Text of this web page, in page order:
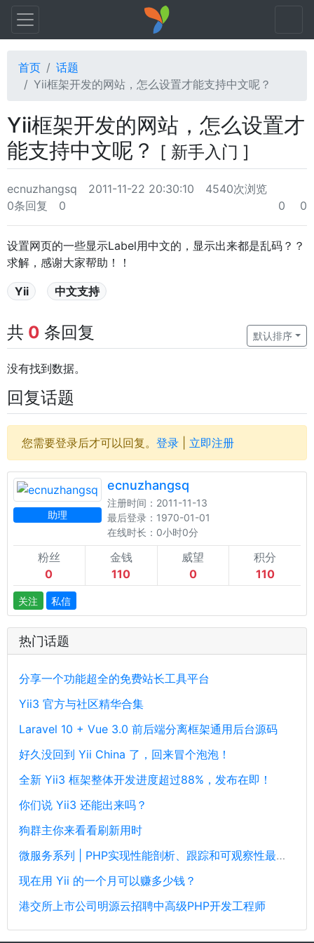
首页
话题
Yii框架开发的网站，怎么设置才能支持中文呢？
Yii框架开发的网站，怎么设置才
能支持中文呢？
[ 新手入门 ]
ecnuzhangsq 2011-11-22 20:30:10
4540次浏览
0条回复
0 0 0
设置网页的一些显示Label用中文的，显示出来都是乱码？？
求解，感谢大家帮助！！
Yii 中文支持
共 0 条回复 默认排序
没有找到数据。
回复话题
您需要登录后才可以回复。 登录 立即注册
助理
ecnuzhangsq
注册时间：2011-11-13
最后登录：1970-01-01
在线时长：0小时0分
粉丝
0
金钱
110
威望
0
积分
110
关注 私信
热门话题
分享一个功能超全的免费站长工具平台
Yii3 官方与社区精华合集
Laravel 10 + Vue 3.0 前后端分离框架通用后台源码
好久没回到 Yii China 了，回来冒个泡泡！
全新 Yii3 框架整体开发进度超过88%，发布在即！
你们说 Yii3 还能出来吗？
狗群主你来看看刷新用时
微服务系列 | PHP实现性能剖析、跟踪和可观察性最佳实践
现在用 Yii 的一个月可以赚多少钱？
港交所上市公司明源云招聘中高级PHP开发工程师